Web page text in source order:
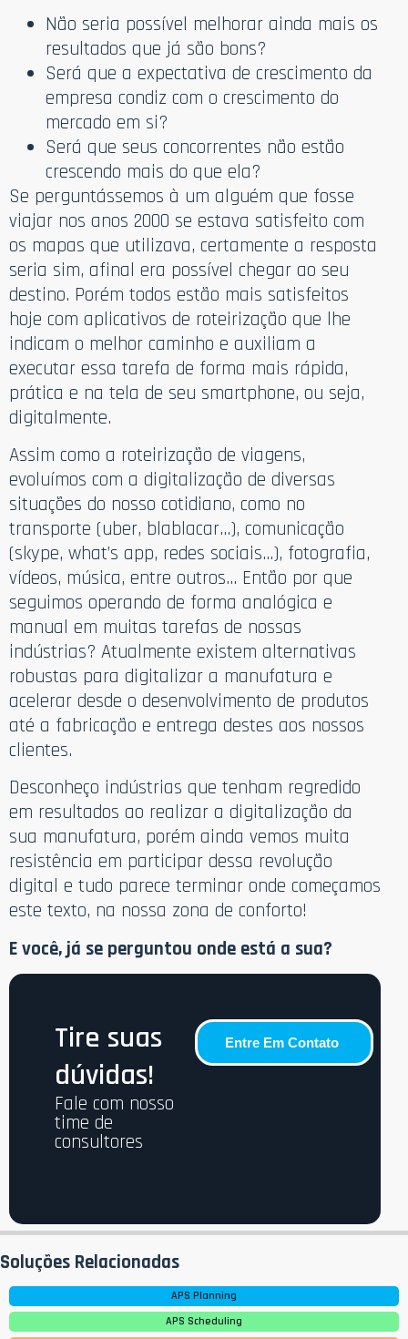
Não seria possível melhorar ainda mais os
resultados que já são bons?
Será que a expectativa de crescimento da
empresa condiz com o crescimento do
mercado em si?
Será que seus concorrentes não estão
crescendo mais do que ela?
Se perguntássemos à um alguém que fosse
viajar nos anos 2000 se estava satisfeito com
os mapas que utilizava, certamente a resposta
seria sim, afinal era possível chegar ao seu
destino. Porém todos estão mais satisfeitos
hoje com aplicativos de roteirização que lhe
indicam o melhor caminho e auxiliam a
executar essa tarefa de forma mais rápida,
prática e na tela de seu smartphone, ou seja,
digitalmente.
Assim como a roteirização de viagens,
evoluímos com a digitalização de diversas
situações do nosso cotidiano, como no
transporte (uber, blablacar…), comunicação
(skype, what’s app, redes sociais…), fotografia,
vídeos, música, entre outros… Então por que
seguimos operando de forma analógica e
manual em muitas tarefas de nossas
indústrias? Atualmente existem alternativas
robustas para digitalizar a manufatura e
acelerar desde o desenvolvimento de produtos
até a fabricação e entrega destes aos nossos
clientes.
Desconheço indústrias que tenham regredido
em resultados ao realizar a digitalização da
sua manufatura, porém ainda vemos muita
resistência em participar dessa revolução
digital e tudo parece terminar onde começamos
este texto, na nossa zona de conforto!
E você, já se perguntou onde está a sua?
Tire suas
dúvidas!
Fale com nosso
time de
consultores
Entre Em Contato
Soluções Relacionadas
APS Planning
APS Scheduling